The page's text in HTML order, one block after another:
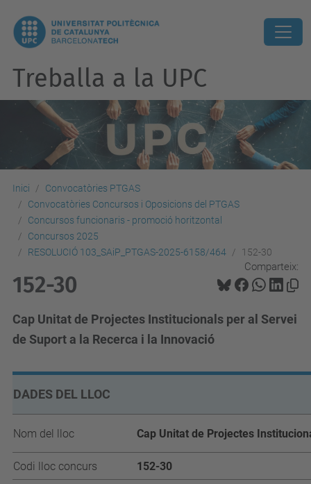
Treballa a la UPC
Inici
Convocatòries PTGAS
Convocatòries Concursos i Oposicions del PTGAS
Concursos funcionaris - promoció horitzontal
Concursos 2025
RESOLUCIÓ 103_SAiP_PTGAS-2025-6158/464
152-30
Comparteix:
152-30
Cap Unitat de Projectes Institucionals per al Servei
de Suport a la Recerca i la Innovació
DADES DEL LLOC
Nom del lloc Cap Unitat de Projectes
Codi lloc concurs 152-30